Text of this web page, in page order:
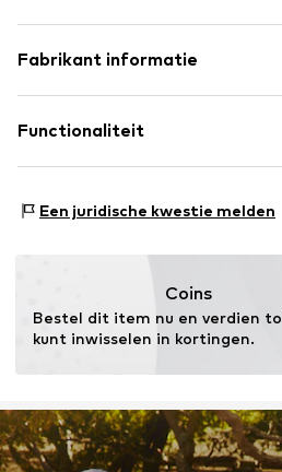
Slip
Buitenmateriaal: Synthetisch
Land van herkomst: Vietnam
Fabrikant informatie
Hoogoorddreef 9-A
NL
Functionaliteit
Sportsoort: Lifestyle
Een juridische kwestie melden
Coins
Bestel dit item nu en verdien
kunt inwisselen in kortingen.